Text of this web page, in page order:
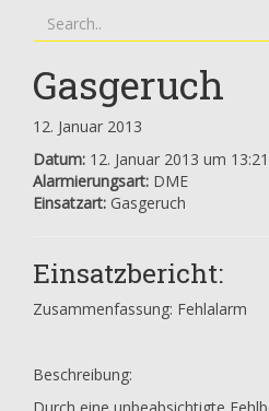
Gasgeruch
12. Januar 2013
Datum: 12. Januar 2013 um
Alarmierungsart: DME
Einsatzart: Gasgeruch
Einsatzbericht:
Zusammenfassung: Fehlalarm
Beschreibung: